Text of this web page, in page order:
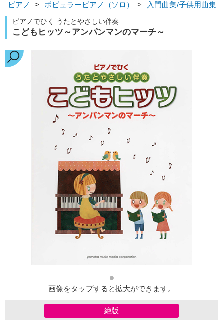
ピアノ
> ポピュラーピアノ（ソロ） > 入門曲集/子供用曲集
ピアノでひく うたとやさしい伴奏
こどもヒッツ～アンパンマンのマーチ～
画像をタップすると拡大ができます。
絶版